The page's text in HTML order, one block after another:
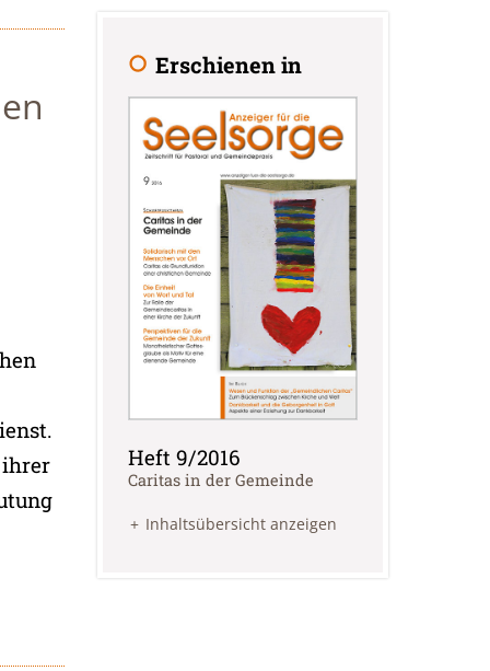
ihrer
Erschienen in
Heft 9/2016
:
Caritas in der Gemeinde
Inhaltsübersicht anzeigen